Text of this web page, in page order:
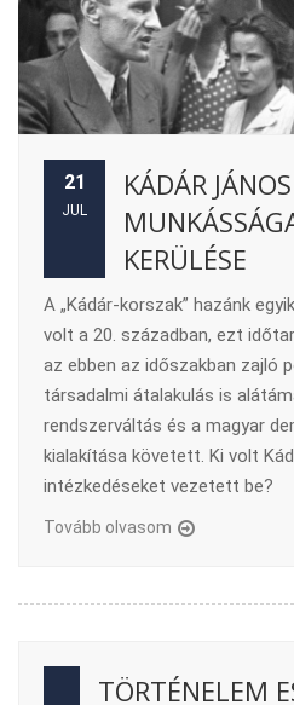
21
JUL
KÁDÁR
KERÜLÉSE
A „Kádár-korszak” hazánk
volt a 20. században, ezt
az ebben az időszakban zajló
társadalmi átalakulás is
rendszerváltás és a magyar
kialakítása követett. Ki volt
intézkedéseket vezetett be?
Tovább olvasom
TÖRTÉNELEM